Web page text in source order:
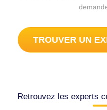
TROUVER UN
Retrouvez les experts